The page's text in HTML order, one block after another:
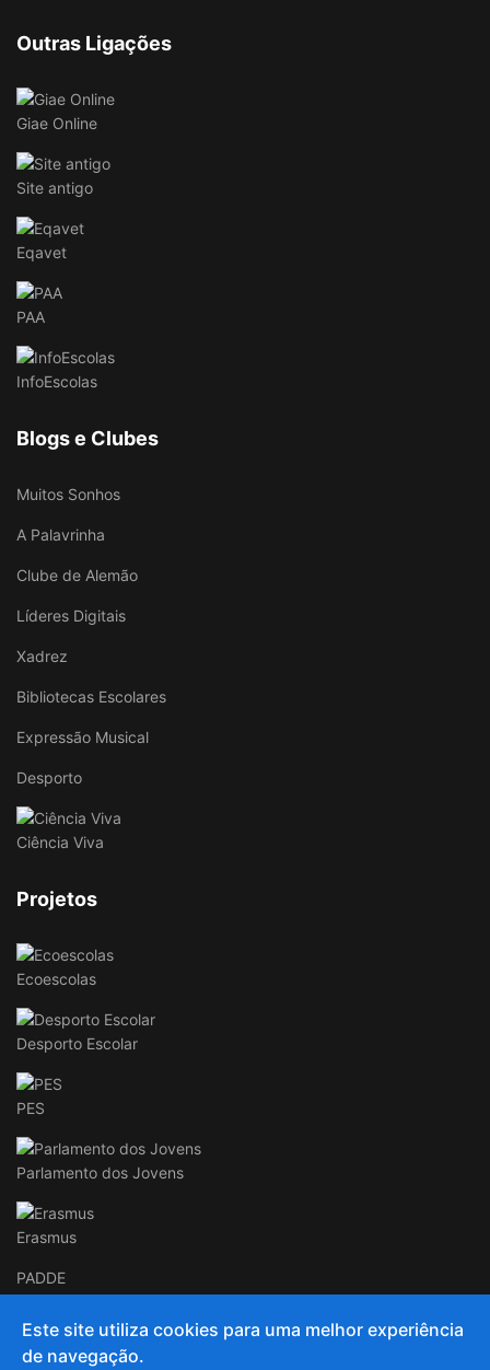
Outras Ligações
Giae Online
Site antigo
Eqavet
PAA
InfoEscolas
Blogs e Clubes
Muitos Sonhos
A Palavrinha
Clube de Alemão
Líderes Digitais
Xadrez
Bibliotecas Escolares
Expressão Musical
Desporto
Ciência Viva
Projetos
Ecoescolas
Desporto Escolar
PES
Parlamento dos Jovens
Erasmus
PADDE
Este site utiliza cookies para uma melhor experiência
de navegação.